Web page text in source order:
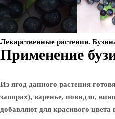
Лекарственные растения.
Применение
Из ягод данного растения
запорах), варенье, повидло,
добавляют для красивого